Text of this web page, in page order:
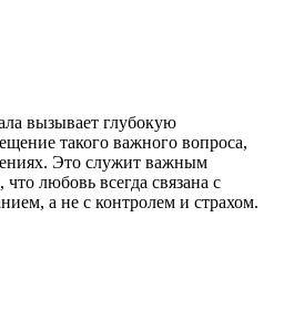
вызывает глубокую
такого важного вопроса,
Это служит важным
любовь всегда связана с
а не с контролем и страхом.